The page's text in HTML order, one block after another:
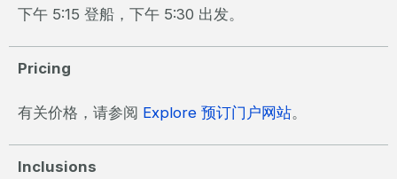
下午 5:15 登船，下午 5:30 出发。
Pricing
有关价格，请参阅 Explore 预订门户网站。
Inclusions